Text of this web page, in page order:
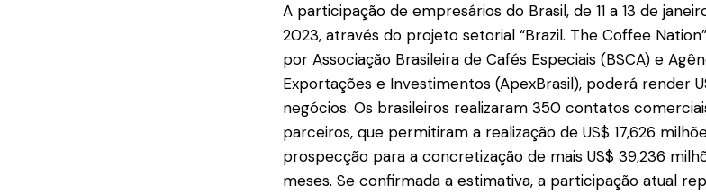
A participação de empresários do Brasil, de 11 a 13 de
2023, através do projeto setorial “Brazil. The Coffee
por Associação Brasileira de Cafés Especiais (BSCA) e
Exportações e Investimentos (ApexBrasil), poderá render
negócios. Os brasileiros realizaram 350 contatos
parceiros, que permitiram a realização de US$ 17,626
prospecção para a concretização de mais US$ 39,236
meses. Se confirmada a estimativa, a participação atual